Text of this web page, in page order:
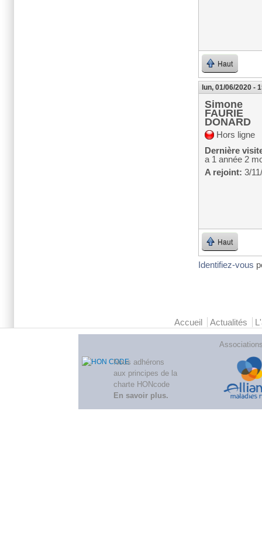
Haut
lun, 01/06/2020 -
Simone
FAURIE
DONARD
Hors ligne
Dernière
a 1 année 2
A rejoint: 3/
Haut
Identifiez-vous
Accueil Actualités
Nous adhérons
aux principes de la
charte HONcode
En savoir plus.